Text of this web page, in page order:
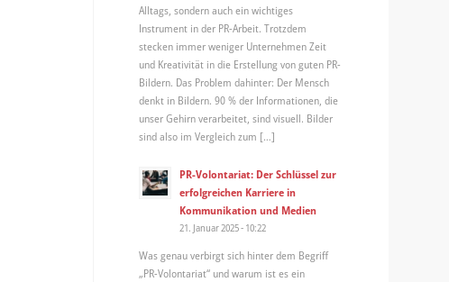
Alltags, sondern auch ein wichtiges
Instrument in der PR-Arbeit. Trotzdem
stecken immer weniger Unternehmen Zeit
und Kreativität in die Erstellung von guten PR-
Bildern. Das Problem dahinter: Der Mensch
denkt in Bildern. 90 % der Informationen, die
unser Gehirn verarbeitet, sind visuell. Bilder
sind also im Vergleich zum […]
PR-Volontariat: Der Schlüssel zur
erfolgreichen Karriere in
Kommunikation und Medien
21. Januar 2025 - 10:22
Was genau verbirgt sich hinter dem Begriff
„PR-Volontariat“ und warum ist es ein